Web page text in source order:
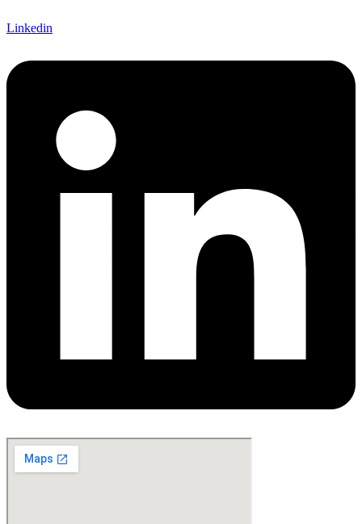
Linkedin